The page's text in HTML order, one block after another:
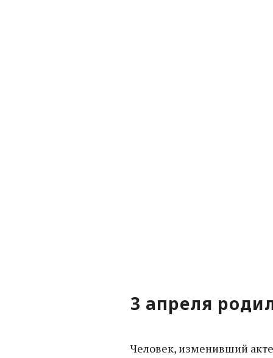
3 апреля
Человек, изменивший